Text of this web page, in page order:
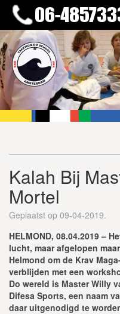
HOME
NIEUWS
LESTIJDEN & TARIEVEN
INFORMATIE
WAT IS TAEKWON-DO?
FAQ
INLOG LEDEN
EVENEMENTEN
Kalah Bij
Mortel
Geplaatst op 09-04-2019.
HELMOND, 08.04.2019 –
lucht, maar afgelopen
Helmond om de Krav
verblijden met een
Do wereld is Master Willy
Difesa Sports, een naam
daar uitgenodigd te